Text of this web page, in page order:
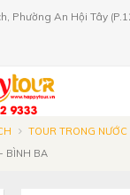
Phường An Hội Tây
TOUR TRONG NƯỚC
BÌNH BA